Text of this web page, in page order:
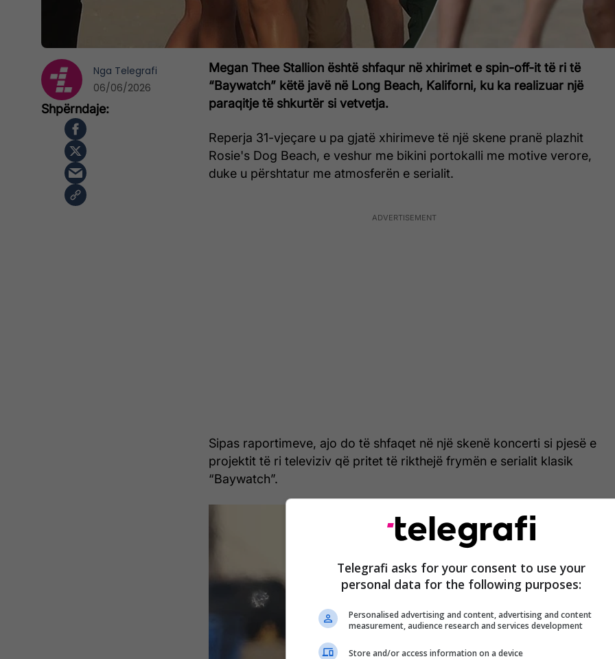
Megan Thee Stallion është shfaqur në xhirimet e spin-off-it të ri të
“Baywatch” këtë javë në Long Beach, Kaliforni, ku ka realizuar një
paraqitje të shkurtër si vetvetja.
Reperja 31-vjeçare u pa gjatë xhirimeve të një skene pranë plazhit
Rosie's Dog Beach, e veshur me bikini portokalli me motive verore,
duke u përshtatur me atmosferën e serialit.
Sipas raportimeve, ajo do të shfaqet në një skenë koncerti si pjesë e
projektit të ri televiziv që pritet të rikthejë frymën e serialit klasik
“Baywatch”.
Nga Telegrafi
06/06/2026
Telegrafi asks for your consent to use your
personal data for the following purposes:
Personalised advertising and content, advertising and content
measurement, audience research and services development
Store and/or access information on a device